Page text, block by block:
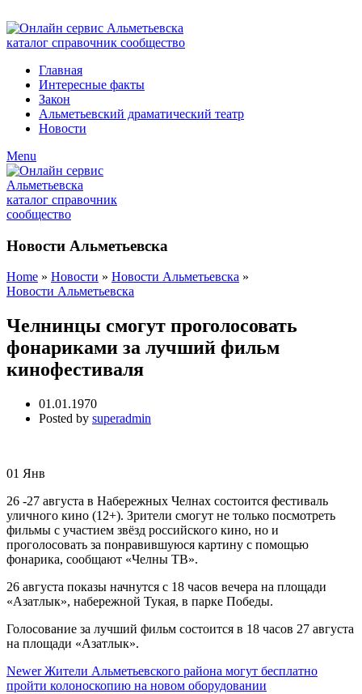
Главная
Интересные факты
Закон
Альметьевский драматический театр
Новости
Menu
Новости Альметьевска
Home » Новости » Новости Альметьевска »
Новости Альметьевска
Челнинцы смогут проголосовать
фонариками за лучший фильм
кинофестиваля
01.01.1970
Posted by superadmin
01 Янв
26 -27 августа в Набережных Челнах состоится фестиваль
уличного кино (12+). Зрители смогут не только посмотреть
фильмы с участием звёзд российского кино, но и
проголосовать за понравившуюся картину с помощью
фонарика, сообщают «Челны ТВ».
26 августа показы начнутся с 18 часов вечера на площади
«Азатлык», набережной Тукая, в парке Победы.
Голосование за лучший фильм состоится в 18 часов 27 августа
на площади «Азатлык».
Newer Жители Альметьевского района могут бесплатно
пройти колоноскопию на новом оборудовании